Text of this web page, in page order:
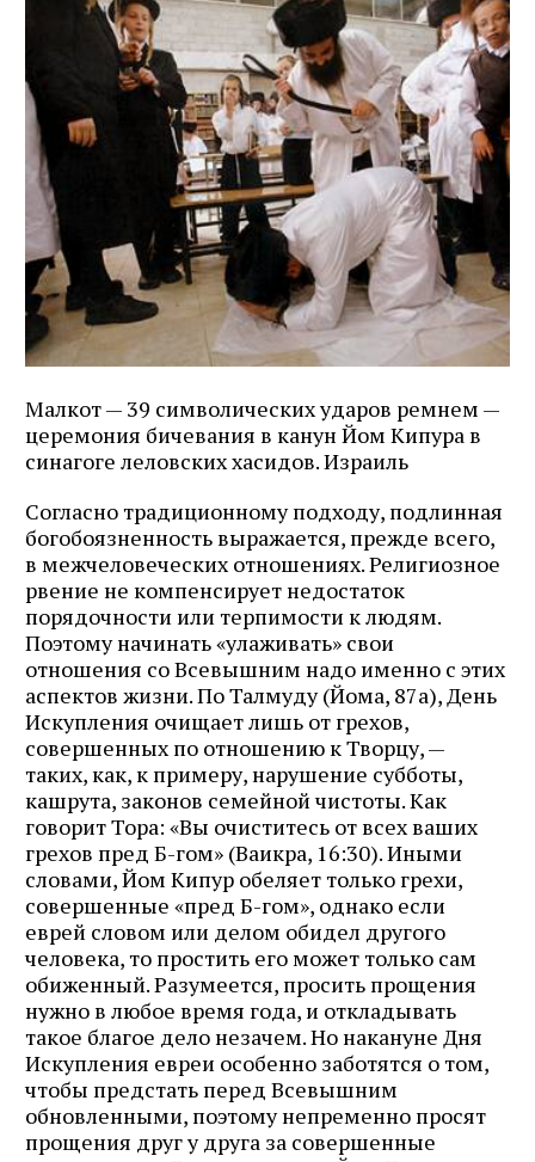
Малкот — 39 символических ударов ремнем —
церемония бичевания в канун Йом Кипура в
синагоге леловских хасидов. Израиль
Согласно традиционному подходу, подлинная
богобоязненность выражается, прежде всего,
в межчеловеческих отношениях. Религиозное
рвение не компенсирует недостаток
порядочности или терпимости к людям.
Поэтому начинать «улаживать» свои
отношения со Всевышним надо именно с этих
аспектов жизни. По Талмуду (Йома, 87а), День
Искупления очищает лишь от грехов,
совершенных по отношению к Творцу, —
таких, как, к примеру, нарушение субботы,
кашрута, законов семейной чистоты. Как
говорит Тора: «Вы очиститесь от всех ваших
грехов пред Б-гом» (Ваикра, 16:30). Иными
словами, Йом Кипур обеляет только грехи,
совершенные «пред Б-гом», однако если
еврей словом или делом обидел другого
человека, то простить его может только сам
обиженный. Разумеется, просить прощения
нужно в любое время года, и откладывать
такое благое дело незачем. Но накануне Дня
Искупления евреи особенно заботятся о том,
чтобы предстать перед Всевышним
обновленными, поэтому непременно просят
прощения друг у друга за совершенные